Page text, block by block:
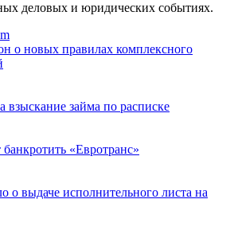
деловых и юридических событиях.
о новых правилах комплексного
займа по расписке
«Евротранс»
о выдаче исполнительного листа на